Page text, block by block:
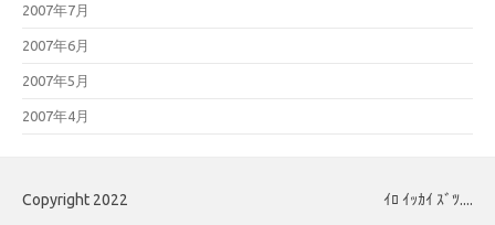
2007年7月
2007年6月
2007年5月
2007年4月
Copyright 2022 ｲﾛ ｲｯｶｲ ｽﾞﾂ....